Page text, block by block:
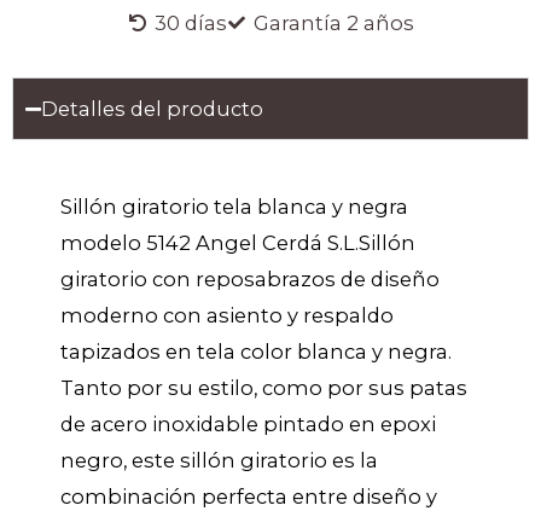
30 días Garantía 2 años
Detalles del producto
Sillón giratorio tela blanca y negra
modelo 5142 Angel Cerdá S.L.Sillón
giratorio con reposabrazos de diseño
moderno con asiento y respaldo
tapizados en tela color blanca y negra.
Tanto por su estilo, como por sus patas
de acero inoxidable pintado en epoxi
negro, este sillón giratorio es la
combinación perfecta entre diseño y